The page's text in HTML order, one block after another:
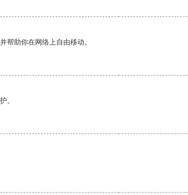
帮助你在网络上自由移动。
。